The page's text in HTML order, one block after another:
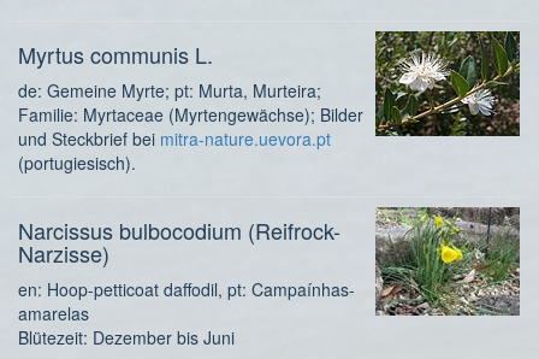
Myrtus communis L.
de: Gemeine Myrte; pt: Murta, Murteira;
Familie: Myrtaceae (Myrtengewächse); Bilder
und Steckbrief bei mitra-nature.uevora.pt
(portugiesisch).
Narcissus bulbocodium (Reifrock-
Narzisse)
en: Hoop-petticoat daffodil, pt: Campaínhas-
amarelas
Blütezeit: Dezember bis Juni